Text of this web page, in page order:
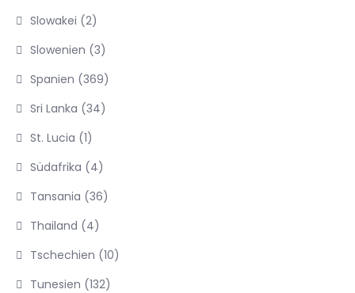
Slowakei (2)
Slowenien (3)
Spanien (369)
Sri Lanka (34)
St. Lucia (1)
Südafrika (4)
Tansania (36)
Thailand (4)
Tschechien (10)
Tunesien (132)